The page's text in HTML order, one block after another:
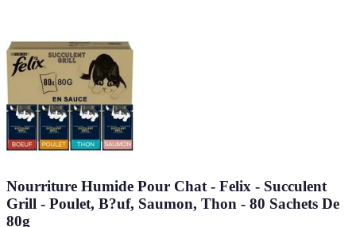
Nourriture Humide Pour Chat - Felix - Succulent
Grill - Poulet, B?uf, Saumon, Thon - 80 Sachets De
80g